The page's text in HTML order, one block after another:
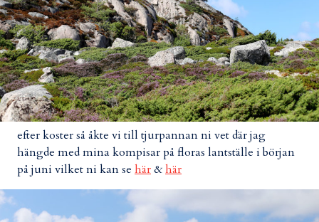
efter koster så åkte vi till tjurpannan ni vet där jag
hängde med mina kompisar på floras lantställe i början
på juni vilket ni kan se här&här